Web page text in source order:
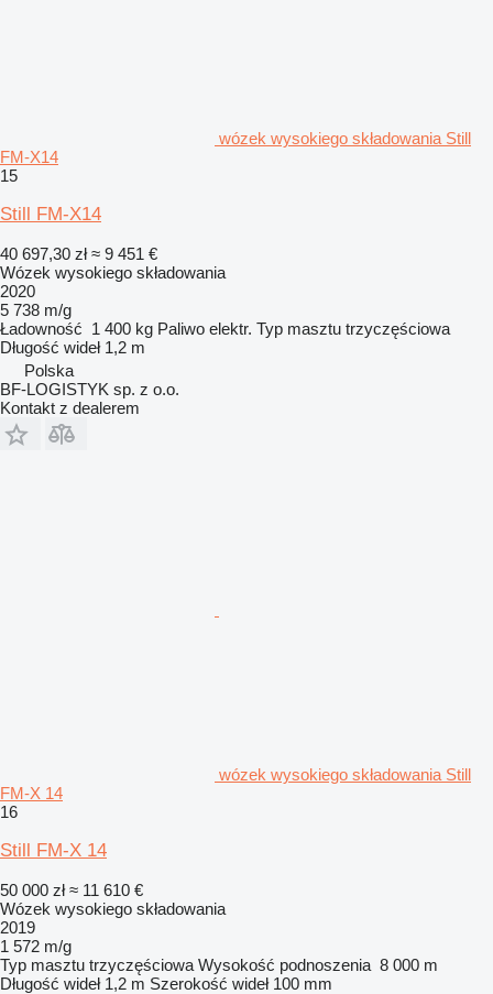
wózek wysokiego składowania Still
FM-X14
15
Still FM-X14
40 697,30 zł ≈ 9 451 €
Wózek wysokiego składowania
2020
5 738 m/g
Ładowność 1 400 kg Paliwo elektr. Typ masztu trzyczęściowa
Długość wideł 1,2 m
Polska
BF-LOGISTYK sp. z o.o.
Kontakt z dealerem
wózek wysokiego składowania Still
FM-X 14
16
Still FM-X 14
50 000 zł ≈ 11 610 €
Wózek wysokiego składowania
2019
1 572 m/g
Typ masztu trzyczęściowa Wysokość podnoszenia 8 000 m
Długość wideł 1,2 m Szerokość wideł 100 mm